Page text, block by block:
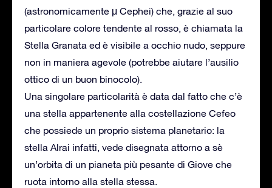
(astronomicamente μ Cephei) che, grazie al suo
particolare colore tendente al rosso, è chiamata la
Stella Granata ed è visibile a occhio nudo, seppure
non in maniera agevole (potrebbe aiutare l’ausilio
ottico di un buon binocolo).
Una singolare particolarità è data dal fatto che c’è
una stella appartenente alla costellazione Cefeo
che possiede un proprio sistema planetario: la
stella Alrai infatti, vede disegnata attorno a sè
un’orbita di un pianeta più pesante di Giove che
ruota intorno alla stella stessa.